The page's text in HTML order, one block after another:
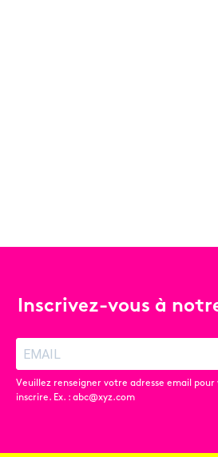
Inscrivez-vous à
Veuillez renseigner votre adresse email pour
inscrire. Ex. : abc@xyz.com